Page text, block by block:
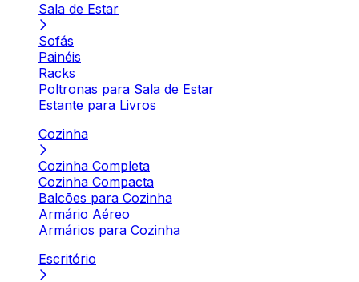
Sala de Estar
Sofás
Painéis
Racks
Poltronas para Sala de Estar
Estante para Livros
Cozinha
Cozinha Completa
Cozinha Compacta
Balcões para Cozinha
Armário Aéreo
Armários para Cozinha
Escritório